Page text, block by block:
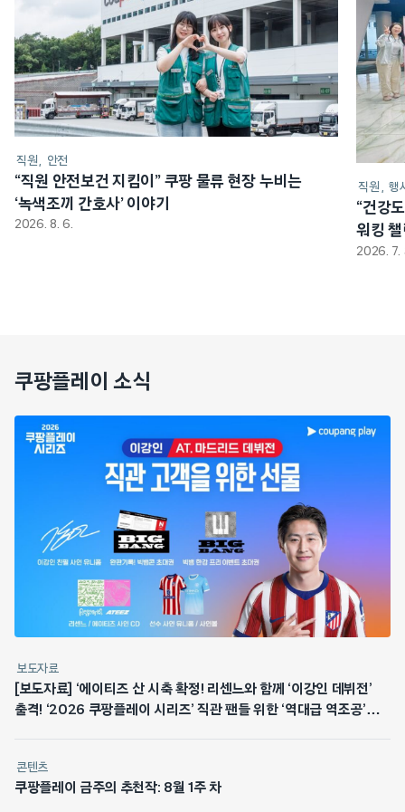
직원 안전
“직원 안전보건 지킴이” 쿠팡 물류 현장 누비는
‘녹색조끼 간호사’ 이야기
2026. 8. 6.
직원 행
“건강
워킹
2026. 7.
쿠팡플레이 소식
보도자료
[보도자료] ‘에이티즈 산 시축 확정! 리센느와 함께 ‘이강인 데뷔전’
출격! ‘2026 쿠팡플레이 시리즈’ 직관 팬들 위한 ‘역대급 역조공’
콘텐츠
쿠팡플레이 금주의 추천작: 8월 1주 차